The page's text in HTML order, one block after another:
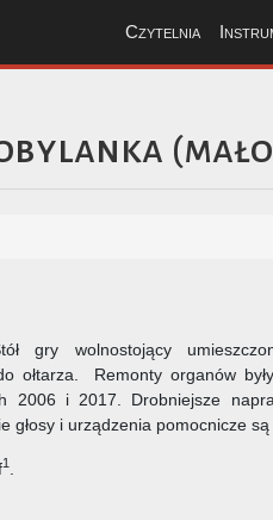
Czytelnia
(
gry wolnostojący
ołtarza. Remonty organów
i 2017. Drobniejsze
głosy i urządzenia pomocnicze są
1